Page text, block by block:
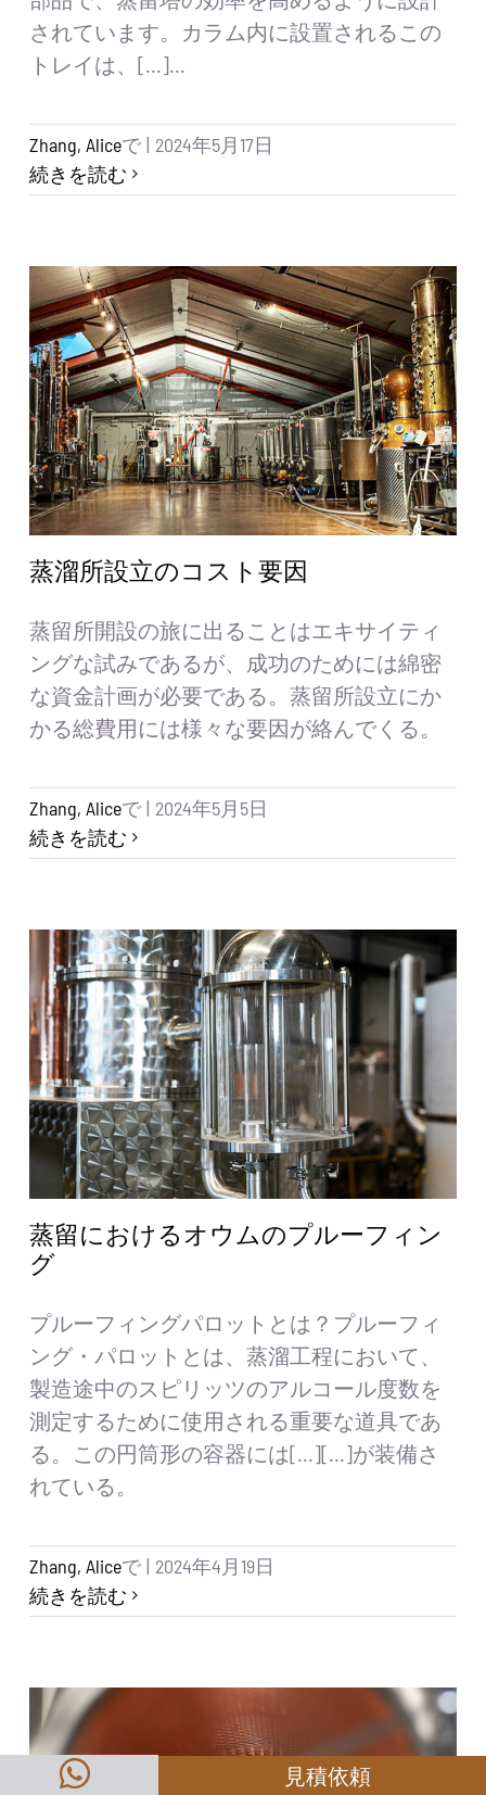
されています。カラム内に設置されるこの
トレイは、[...]...
Zhang, Aliceで | 2024年5月17日
続きを読む
蒸溜所設立のコスト要因
蒸留所開設の旅に出ることはエキサイティ
ングな試みであるが、成功のためには綿密
な資金計画が必要である。蒸留所設立にか
かる総費用には様々な要因が絡んでくる。
Zhang, Aliceで | 2024年5月5日
続きを読む
蒸留におけるオウムのプルーフィン
グ
プルーフィングパロットとは？プルーフィ
ング・パロットとは、蒸溜工程において、
製造途中のスピリッツのアルコール度数を
測定するために使用される重要な道具であ
る。この円筒形の容器には[...][...]が装備さ
れている。
Zhang, Aliceで | 2024年4月19日
続きを読む
見積依頼